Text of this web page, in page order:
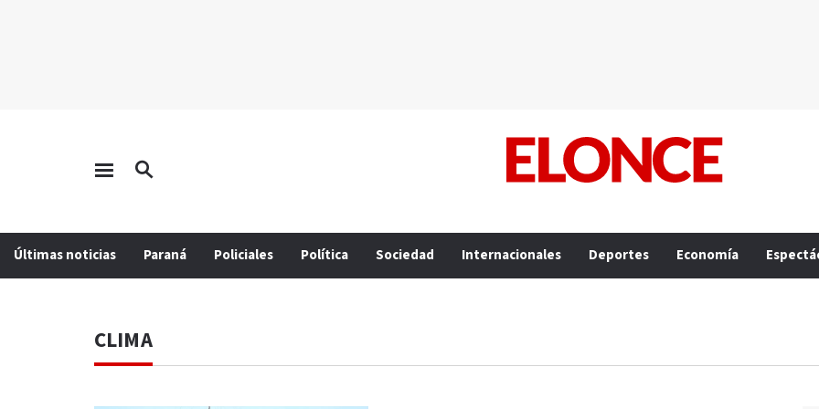
Últimas noticias Paraná Policiales Política Sociedad Internacionales Deportes Economía
CLIMA